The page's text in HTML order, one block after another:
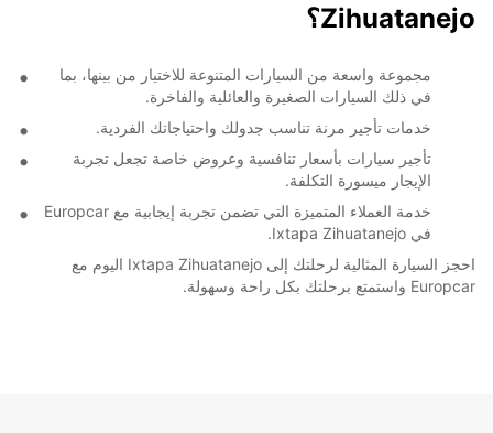
Zihuatanejo؟
مجموعة واسعة من السيارات المتنوعة للاختيار من بينها، بما
في ذلك السيارات الصغيرة والعائلية والفاخرة.
خدمات تأجير مرنة تناسب جدولك واحتياجاتك الفردية.
تأجير سيارات بأسعار تنافسية وعروض خاصة تجعل تجربة
الإيجار ميسورة التكلفة.
خدمة العملاء المتميزة التي تضمن تجربة إيجابية مع Europcar
في Ixtapa Zihuatanejo.
احجز السيارة المثالية لرحلتك إلى Ixtapa Zihuatanejo اليوم مع
Europcar واستمتع برحلتك بكل راحة وسهولة.